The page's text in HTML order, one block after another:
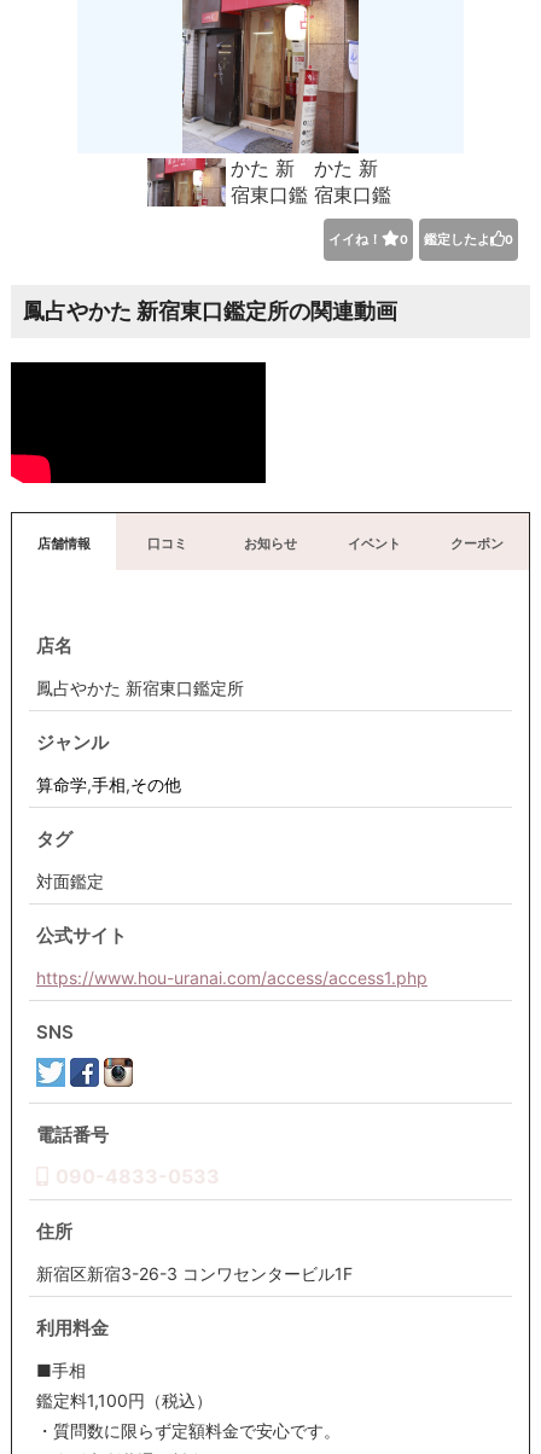
イイね！ 0 鑑定したよ 0
鳳占やかた 新宿東口鑑定所の関連動画
店舗情報 口コミ お知らせ イベント クーポン
店名
鳳占やかた 新宿東口鑑定所
ジャンル
算命学,手相,その他
タグ
対面鑑定
公式サイト
https://www.hou-uranai.com/access/access1.php
SNS
電話番号
090-4833-0533
住所
新宿区新宿3-26-3 コンワセンタービル1F
利用料金
■手相
鑑定料1,100円（税込）
・質問数に限らず定額料金で安心です。